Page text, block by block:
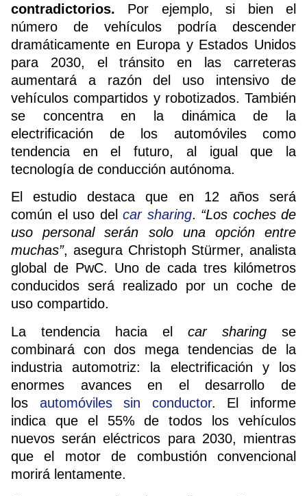
contradictorios. Por ejemplo, si bien el
número de vehículos podría descender
dramáticamente en Europa y Estados Unidos
para 2030, el tránsito en las carreteras
aumentará a razón del uso intensivo de
vehículos compartidos y robotizados. También
se concentra en la dinámica de la
electrificación de los automóviles como
tendencia en el futuro, al igual que la
tecnología de conducción autónoma.
El estudio destaca que en 12 años será
común el uso del car sharing. “Los coches de
uso personal serán solo una opción entre
muchas”, asegura Christoph Stürmer, analista
global de PwC. Uno de cada tres kilómetros
conducidos será realizado por un coche de
uso compartido.
La tendencia hacia el car sharing se
combinará con dos mega tendencias de la
industria automotriz: la electrificación y los
enormes avances en el desarrollo de
los automóviles sin conductor. El informe
indica que el 55% de todos los vehículos
nuevos serán eléctricos para 2030, mientras
que el motor de combustión convencional
morirá lentamente.